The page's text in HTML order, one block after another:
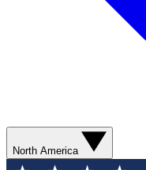
North America